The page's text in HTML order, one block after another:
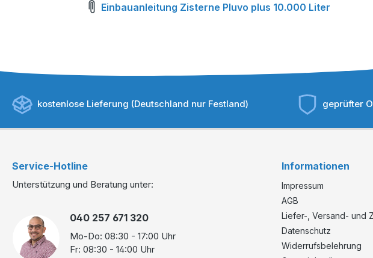
Einbauanleitung Zisterne Pluvo plus 10.000 Liter
kostenlose Lieferung (Deutschland nur Festland) geprüfter
Service-Hotline
Unterstützung und Beratung unter:
040 257 671 320
Mo-Do: 08:30 - 17:00 Uhr
Fr: 08:30 - 14:00 Uhr
Informationen
Impressum
AGB
Liefer-, Versand- und
Datenschutz
Widerrufsbelehrung